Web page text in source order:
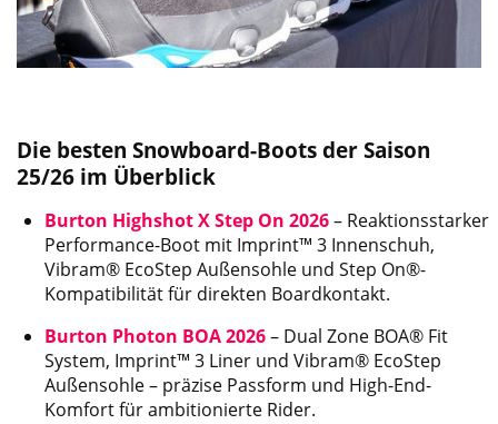
Die besten Snowboard-Boots der Saison
25/26 im Überblick
Burton Highshot X Step On 2026– Reaktionsstarker
Performance-Boot mit Imprint™ 3 Innenschuh,
Vibram® EcoStep Außensohle und Step On®-
Kompatibilität für direkten Boardkontakt.
Burton Photon BOA 2026– Dual Zone BOA® Fit
System, Imprint™ 3 Liner und Vibram® EcoStep
Außensohle – präzise Passform und High-End-
Komfort für ambitionierte Rider.